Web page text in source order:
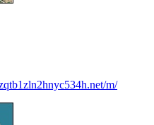
m/